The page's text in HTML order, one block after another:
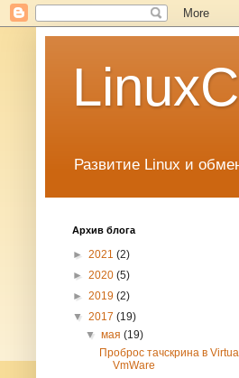
Развитие Linux и
Архив блога
► 2021 (2)
► 2020 (5)
► 2019 (2)
▼ 2017 (19)
▼мая(19)
Проброс тачскрина в
VmWare